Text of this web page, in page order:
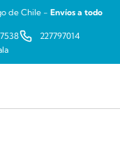
de Chile - Envíos a todo
227797014